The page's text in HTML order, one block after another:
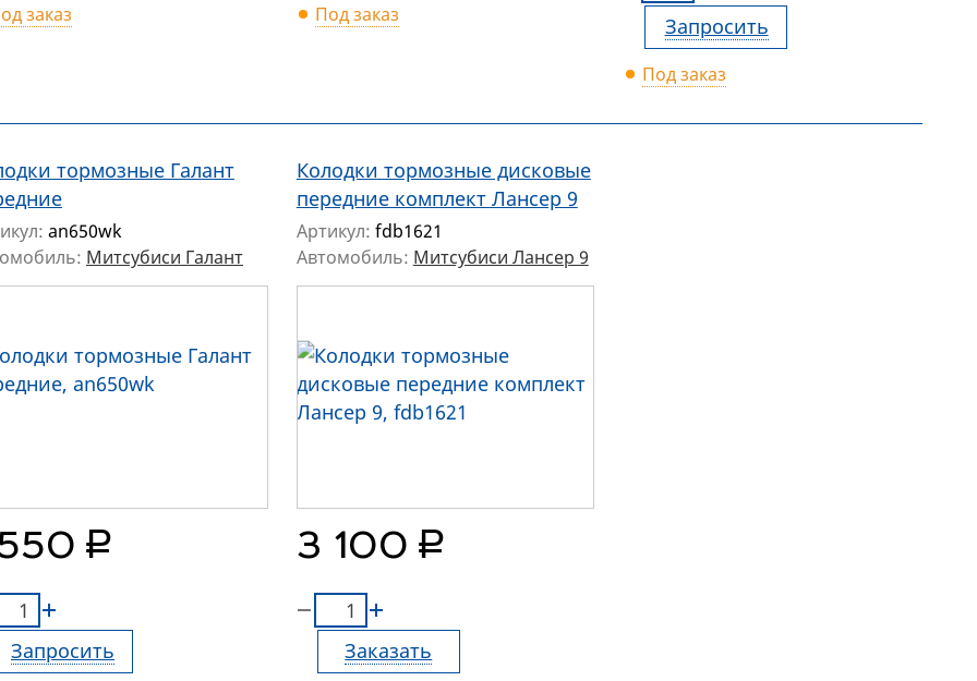
заказ Под заказ Запросить
Под заказ
тормозные Галант
an650wk
Митсубиси Галант
руб.
Запросить
Колодки тормозные дисковые
передние комплект Лансер 9
Артикул: fdb1621
Автомобиль: Митсубиси Лансер 9
3 100 руб.
Заказать